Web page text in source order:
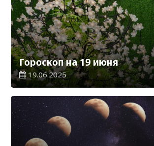
Гороскоп на 19 июня
19.06.2025